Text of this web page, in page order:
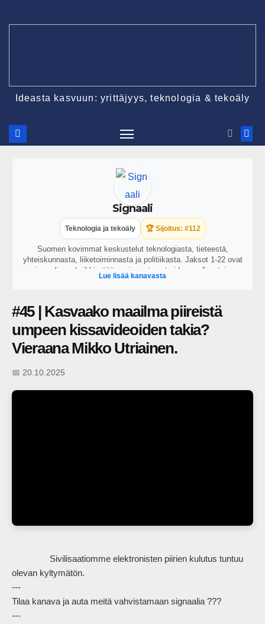
Ideasta kasvuun: yrittäjyys, teknologia & tekoäly
Signaali
Teknologia ja tekoäly 🏆 Sijoitus: #112
Suomen kovimmat keskustelut teknologiasta, tieteestä,
yhteiskunnasta, liiketoiminnasta ja politiikasta. Jaksot 1-22 ovat
vain audiona, kaikki näitä uusimmat ovat videona. Juontajana
toimii George Lapinlampi.
Lue lisää kanavasta
#45 | Kasvaako maailma piireistä
umpeen kissavideoiden takia?
Vieraana Mikko Utriainen.
📅 20.10.2025
olevan kyltymätön.
---
Tilaa kanava ja auta meitä vahvistamaan signaalia ???
---